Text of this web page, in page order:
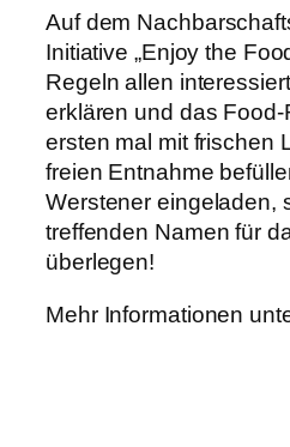
Auf dem
Initiative „Enjoy the
Regeln allen
erklären und das
ersten mal mit frischen
freien Entnahme
Werstener eingeladen,
treffenden Namen für
überlegen!
Mehr Informationen